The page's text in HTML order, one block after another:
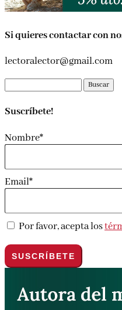
Si quieres contactar con
lectoralector@gmail.com
Suscríbete!
Nombre*
Email*
Por favor, acepta los